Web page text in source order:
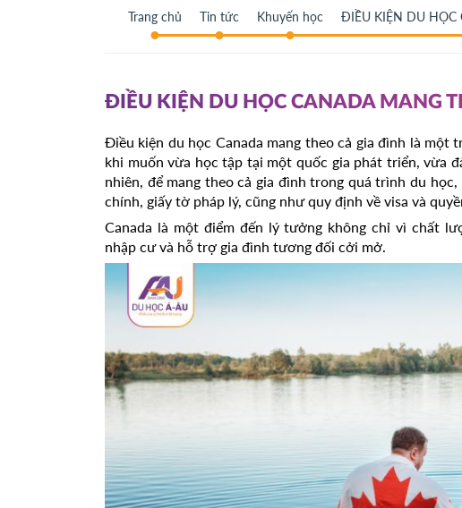
Trang chủ Tin tức Khuyến học ĐIỀU KIỆN DU HỌC
ĐIỀU KIỆN DU HỌC CANADA MANG
Điều kiện du học Canada mang theo cả gia đình là
khi muốn vừa học tập tại một quốc gia phát triển, vừa
nhiên, để mang theo cả gia đình trong quá trình du
chính, giấy tờ pháp lý, cũng như quy định về visa và
Canada là một điểm đến lý tưởng không chỉ vì chất
nhập cư và hỗ trợ gia đình tương đối cởi mở.